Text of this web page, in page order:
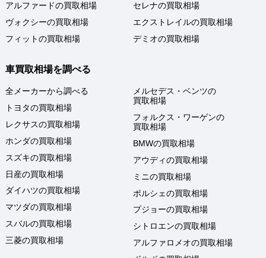
アルファードの買取相場
ヴォクシーの買取相場
フィットの買取相場
セレナの買取相場
エクストレイルの買取相場
デミオの買取相場
車買取相場を調べる
全メーカーから調べる
トヨタの買取相場
レクサスの買取相場
ホンダの買取相場
スズキの買取相場
日産の買取相場
ダイハツの買取相場
マツダの買取相場
スバルの買取相場
三菱の買取相場
メルセデス・ベンツの
買取相場
フォルクス・ワーゲンの
買取相場
BMWの買取相場
アウディの買取相場
ミニの買取相場
ポルシェの買取相場
プジョーの買取相場
シトロエンの買取相場
アルファロメオの買取相場